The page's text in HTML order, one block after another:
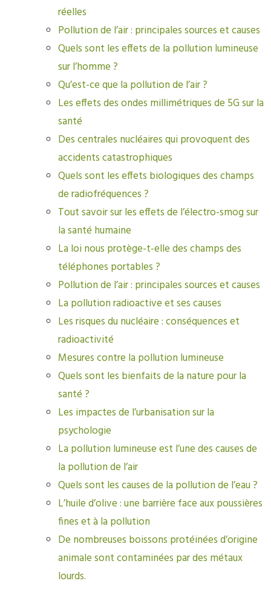
réelles
Pollution de l’air : principales sources et causes
Quels sont les effets de la pollution lumineuse
sur l’homme ?
Qu’est-ce que la pollution de l’air ?
Les effets des ondes millimétriques de 5G sur la
santé
Des centrales nucléaires qui provoquent des
accidents catastrophiques
Quels sont les effets biologiques des champs
de radiofréquences ?
Tout savoir sur les effets de l’électro-smog sur
la santé humaine
La loi nous protège-t-elle des champs des
téléphones portables ?
Pollution de l’air : principales sources et causes
La pollution radioactive et ses causes
Les risques du nucléaire : conséquences et
radioactivité
Mesures contre la pollution lumineuse
Quels sont les bienfaits de la nature pour la
santé ?
Les impactes de l’urbanisation sur la
psychologie
La pollution lumineuse est l’une des causes de
la pollution de l’air
Quels sont les causes de la pollution de l’eau ?
L’huile d’olive : une barrière face aux poussières
fines et à la pollution
De nombreuses boissons protéinées d’origine
animale sont contaminées par des métaux
lourds.